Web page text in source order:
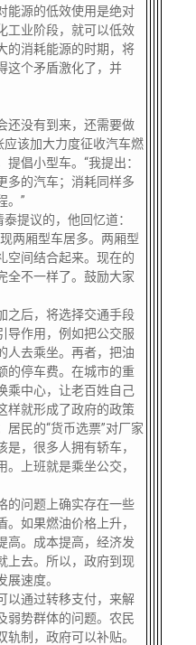
能源的低效使用是绝对
工业阶段，就可以低效
的消耗能源的时期，将
这个矛盾激化了，并
还没有到来，还需要做
应该加大力度征收汽车燃
倡小型车。“我提出：
多的汽车；消耗同样多
。”
提议的，他回忆道：
两厢型车居多。两厢型
空间结合起来。现在的
全不一样了。鼓励大家
之后，将选择交通手段
导作用，例如把公交服
人去乘坐。再者，把油
的停车费。在城市的重
乘中心，让老百姓自己
样就形成了政府的政策
民的“货币选票”对厂家
，很多人拥有轿车，
上班就是乘坐公交，
的问题上确实存在一些
如果燃油价格上升，
高。成本提高，经济发
上去。所以，政府到现
速度。
以通过转移支付，来解
弱势群体的问题。农民
制，政府可以补贴。